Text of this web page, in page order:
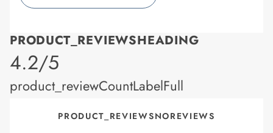
PRODUCT_REVIEWSHEADING
product_rating
4.2/5
product_reviewCountLabelFull
PRODUCT_REVIEWSNOREVIEWS